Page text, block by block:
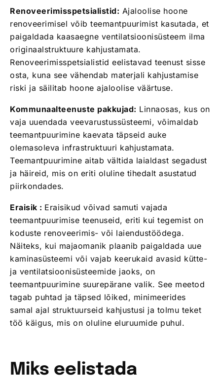
Renoveerimisspetsialistid: Ajaloolise hoone
renoveerimisel võib teemantpuurimist kasutada, et
paigaldada kaasaegne ventilatsioonisüsteem ilma
originaalstruktuure kahjustamata.
Renoveerimisspetsialistid eelistavad teenust sisse
osta, kuna see vähendab materjali kahjustamise
riski ja säilitab hoone ajaloolise väärtuse.
Kommunaalteenuste pakkujad: Linnaosas, kus on
vaja uuendada veevarustussüsteemi, võimaldab
teemantpuurimine kaevata täpseid auke
olemasoleva infrastruktuuri kahjustamata.
Teemantpuurimine aitab vältida laialdast segadust
ja häireid, mis on eriti oluline tihedalt asustatud
piirkondades.
Eraisik : Eraisikud võivad samuti vajada
teemantpuurimise teenuseid, eriti kui tegemist on
koduste renoveerimis- või laiendustöödega.
Näiteks, kui majaomanik plaanib paigaldada uue
kaminasüsteemi või vajab keerukaid avasid kütte-
ja ventilatsioonisüsteemide jaoks, on
teemantpuurimine suurepärane valik. See meetod
tagab puhtad ja täpsed lõiked, minimeerides
samal ajal struktuurseid kahjustusi ja tolmu teket
töö käigus, mis on oluline eluruumide puhul.
Miks eelistada